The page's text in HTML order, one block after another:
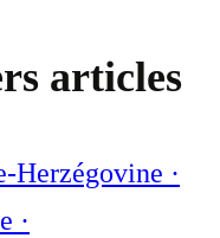
articles
Herzégovine ·
·